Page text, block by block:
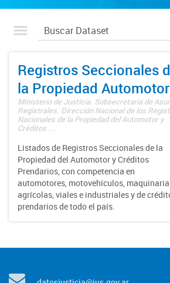
Registros Seccionales
la Propiedad Automotor
Ministerio de Justicia. Subsecretaría de
Registrales. Dirección Nacional de los
Nacionales de la Propiedad del Automotor y
Créditos ...
Listados de Registros Seccionales de la
Propiedad del Automotor y Créditos
Prendarios, con competencia en
automotores, motovehículos,
agrícolas, viales e industriales y de
prendarios de todo el país.